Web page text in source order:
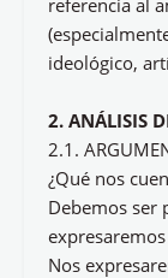
ideológico,
2. ANÁLISIS
2.1.
¿Qué nos
Debemos ser
Nos